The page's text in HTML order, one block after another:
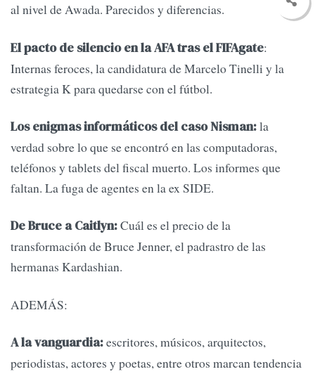
al nivel de Awada. Parecidos y diferencias.
El pacto de silencio en la AFA tras el FIFAgate:
Internas feroces, la candidatura de Marcelo Tinelli y la
estrategia K para quedarse con el fútbol.
Los enigmas informáticos del caso Nisman:la
verdad sobre lo que se encontró en las computadoras,
teléfonos y tablets del fiscal muerto. Los informes que
faltan. La fuga de agentes en la ex SIDE.
De Bruce a Caitlyn:Cuál es el precio de la
transformación de Bruce Jenner, el padrastro de las
hermanas Kardashian.
ADEMÁS:
A la vanguardia:escritores, músicos, arquitectos,
periodistas, actores y poetas, entre otros marcan tendencia